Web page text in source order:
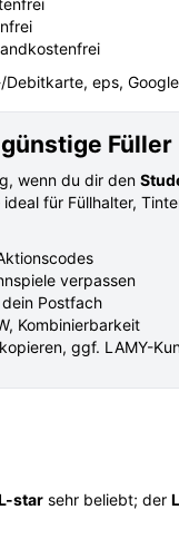
eps,
Füller
wenn du dir den
für Füllhalter,
verpassen
Postfach
Kombinierbarkeit
ggf. LAMY-
star sehr beliebt; der